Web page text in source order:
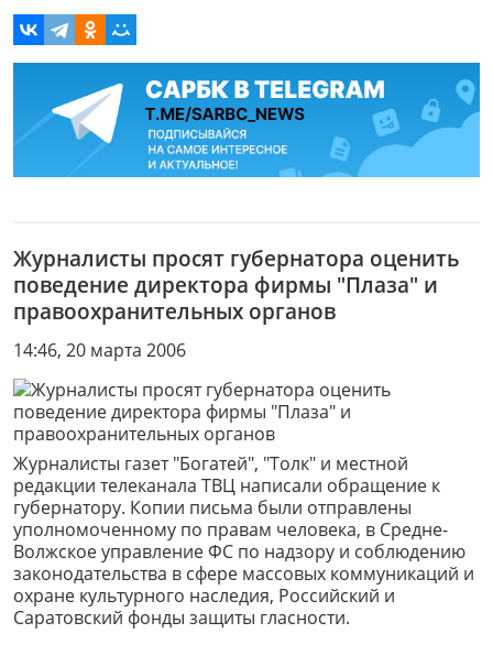
Журналисты просят губернатора оценить
поведение директора фирмы "Плаза" и
правоохранительных органов
14:46, 20 марта 2006
Журналисты газет "Богатей", "Толк" и местной
редакции телеканала ТВЦ написали обращение к
губернатору. Копии письма были отправлены
уполномоченному по правам человека, в Средне-
Волжское управление ФС по надзору и соблюдению
законодательства в сфере массовых коммуникаций и
охране культурного наследия, Российский и
Саратовский фонды защиты гласности.